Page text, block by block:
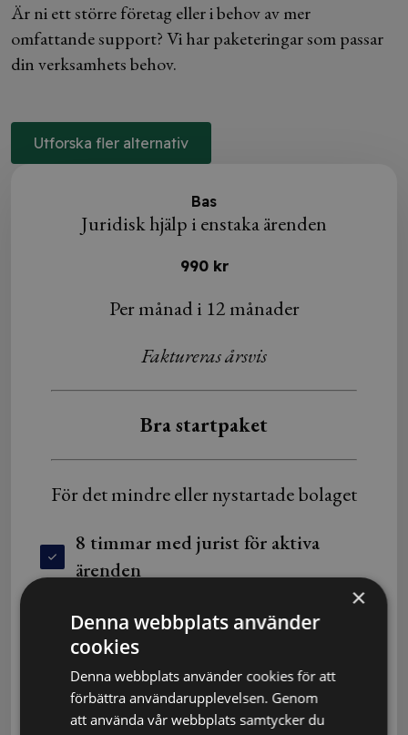
Är ni ett större företag eller i behov av mer
omfattande support? Vi har paketeringar som passar
din verksamhets behov.
Utforska fler alternativ
Bas
Juridisk hjälp i enstaka ärenden
990 kr
Per månad i 12 månader
Faktureras årsvis
Bra startpaket
För det mindre eller nystartade bolaget
8 timmar med jurist för aktiva
ärenden
Tillgång till vår avtalshantering
10% rabatt på ombudsärenden
11880kr Köp
×
Denna webbplats använder
cookies
Denna webbplats använder cookies för att
förbättra användarupplevelsen. Genom
att använda vår webbplats samtycker du